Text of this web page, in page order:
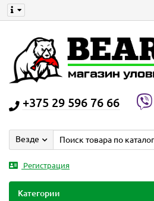
+375 29 596 76 66
Везде
Регистрация
Категории